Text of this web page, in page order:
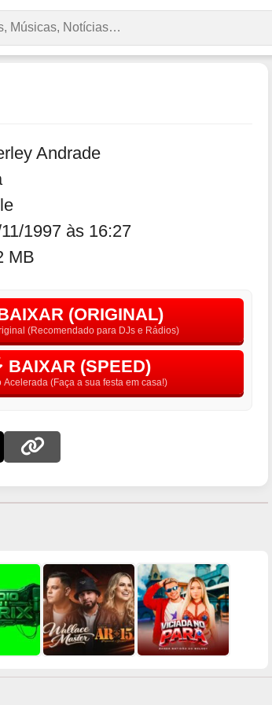
Andrade
1997 às 16:27
MB
(ORIGINAL)
(Recomendado para DJs e Rádios)
BAIXAR (SPEED)
Acelerada (Faça a sua festa em casa!)